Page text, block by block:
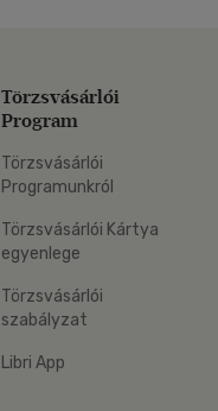
Törzsvásárlói
Program
Törzsvásárlói
Programunkról
Törzsvásárlói Kártya
egyenlege
Törzsvásárlói
szabályzat
Libri App